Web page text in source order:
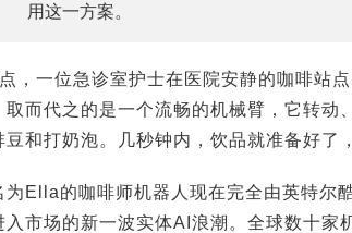
用这一方案。
，一位急诊室护士在医院安静的咖啡站
取而代之的是一个流畅的机械臂，它转动
豆和打奶泡。几秒钟内，饮品就准备好了
为Ella的咖啡师机器人现在完全由英特尔
入市场的新一波实体AI浪潮。全球数十家